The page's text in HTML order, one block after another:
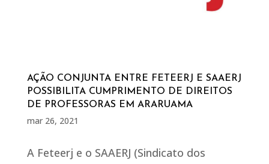
AÇÃO CONJUNTA ENTRE FETEERJ E SAAERJ
POSSIBILITA CUMPRIMENTO DE DIREITOS
DE PROFESSORAS EM ARARUAMA
mar 26, 2021
A Feteerj e o SAAERJ (Sindicato dos